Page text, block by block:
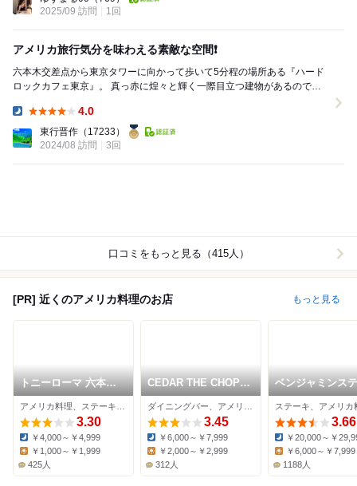
2025/09 訪問
1回
アメリカ旅行気分を味わえる素敵な空間❗️
六本木交差点から東京タワーに向かって歩いて5分程の場所ある『ハード
ロックカフェ東京』。 真っ赤に煌々と輝く一際目立つ建物があるのです
4.0
東行晋作 （17233）
2024/08 訪問
3回
口コミをもっと見る（415人）
[PR] 近くのアメリカ料理のお店 もっと見る
トニーローマ 六本木
店
3.30
Dinner:
￥4,000～￥4,999
￥1,000～￥1,999
425人
CEDAR THE CHOP
HOUSE＆BAR
3.45
Dinner:
￥6,000～￥7,999
￥2,000～￥2,999
312人
ベンジャミンス
ハウス 六本木
3.66
Dinner:
￥20,000～￥
￥6,000～￥7,999
1188人